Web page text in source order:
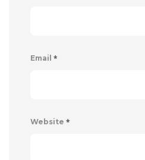
Email *
Website *